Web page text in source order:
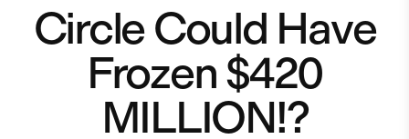
Circle Could Have
Frozen $420
MILLION!?